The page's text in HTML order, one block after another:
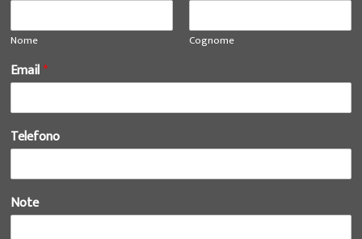
Nome Cognome
Email*
Telefono
Note